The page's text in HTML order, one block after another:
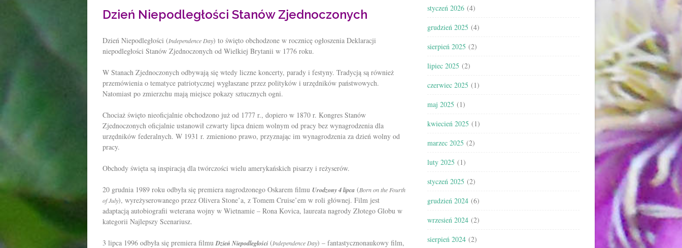
Dzień Niepodległości Stanów Zjednoczonych
Dzień Niepodległości (Independence Day) to święto obchodzone w rocznicę ogłoszenia Deklaracji
niepodległości Stanów Zjednoczonych od Wielkiej Brytanii w 1776 roku.
W Stanach Zjednoczonych odbywają się wtedy liczne koncerty, parady i festyny. Tradycją są również
przemówienia o tematyce patriotycznej wygłaszane przez polityków i urzędników państwowych.
Natomiast po zmierzchu mają miejsce pokazy sztucznych ogni.
Chociaż święto nieoficjalnie obchodzono już od 1777 r., dopiero w 1870 r. Kongres Stanów
Zjednoczonych oficjalnie ustanowił czwarty lipca dniem wolnym od pracy bez wynagrodzenia dla
urzędników federalnych. W 1931 r. zmieniono prawo, przyznając im wynagrodzenia za dzień wolny od
pracy.
Obchody święta są inspiracją dla twórczości wielu amerykańskich pisarzy i reżyserów.
20 grudnia 1989 roku odbyła się premiera nagrodzonego Oskarem filmu Urodzony 4 lipca (Born on the Fourth
of July), wyreżyserowanego przez Olivera Stone’a, z Tomem Cruise’em w roli głównej. Film jest
adaptacją autobiografii weterana wojny w Wietnamie – Rona Kovica, laureata nagrody Złotego Globu w
kategorii Najlepszy Scenariusz.
3 lipca 1996 odbyła się premiera filmuDzień Niepodległości (Independence Day) – fantastycznonaukowy film,
styczeń 2026 (4)
grudzień 2025 (4)
sierpień 2025 (2)
lipiec 2025 (2)
czerwiec 2025 (1)
maj 2025 (1)
kwiecień 2025 (1)
marzec 2025 (2)
luty 2025 (1)
styczeń 2025 (2)
grudzień 2024 (6)
wrzesień 2024 (2)
sierpień 2024 (2)